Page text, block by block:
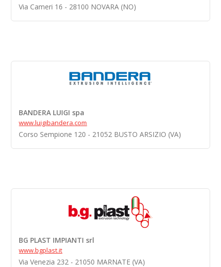
Via Cameri 16 - 28100 NOVARA (NO)
BANDERA LUIGI spa
www.luigibandera.com
Corso Sempione 120 - 21052 BUSTO ARSIZIO (VA)
BG PLAST IMPIANTI srl
www.bgplast.it
Via Venezia 232 - 21050 MARNATE (VA)